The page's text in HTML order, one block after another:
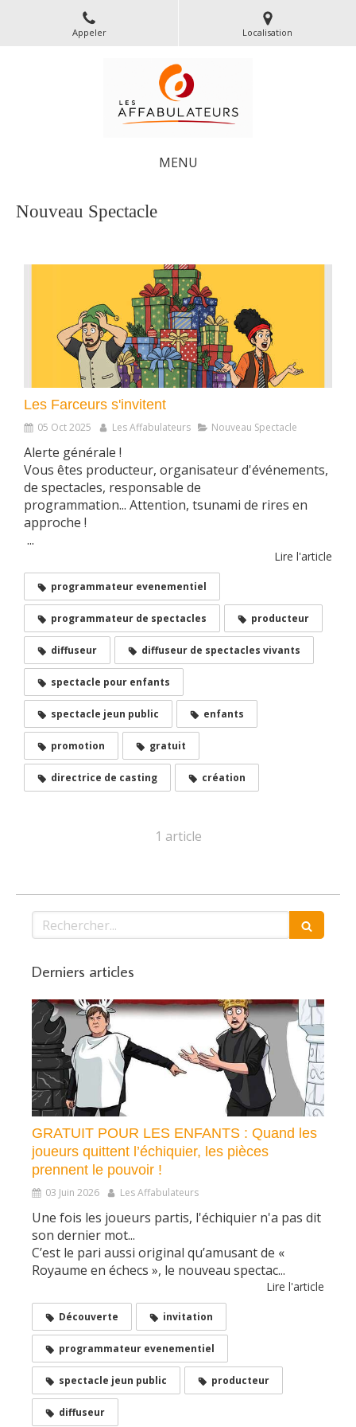
Appeler Localisation
MENU
Nouveau Spectacle
Les Farceurs s'invitent
05 Oct 2025 Les Affabulateurs Nouveau Spectacle
Alerte générale !
Vous êtes producteur, organisateur d'événements,
de spectacles, responsable de
programmation... Attention, tsunami de rires en
approche !
...
Lire l'article
programmateur evenementiel
programmateur de spectacles producteur
diffuseur diffuseur de spectacles vivants
spectacle pour enfants
spectacle jeun public enfants
promotion gratuit
directrice de casting création
1 article
Rechercher
Derniers articles
GRATUIT POUR LES ENFANTS : Quand les
joueurs quittent l’échiquier, les pièces
prennent le pouvoir !
03 Juin 2026 Les Affabulateurs
Une fois les joueurs partis, l'échiquier n'a pas dit
son dernier mot...
C’est le pari aussi original qu’amusant de «
Royaume en échecs », le nouveau spectac...
Lire l'article
Découverte invitation
programmateur evenementiel
spectacle jeun public producteur
diffuseur